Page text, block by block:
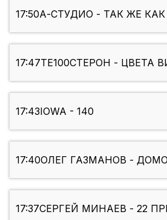
17:50А-СТУДИО - ТАК ЖЕ КАК
17:47ТЕ100СТЕРОН - ЦВЕТА
17:43IOWA - 140
17:40ОЛЕГ ГАЗМАНОВ -
17:37СЕРГЕЙ МИНАЕВ - 22